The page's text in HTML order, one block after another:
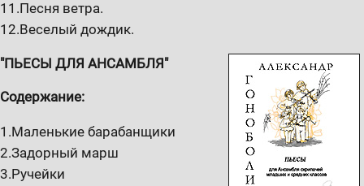
11.Песня ветра.
12.Веселый дождик.
"ПЬЕСЫ ДЛЯ АНСАМБЛЯ"
Содержание:
1.Маленькие барабанщики
2.Задорный марш
3.Ручейки